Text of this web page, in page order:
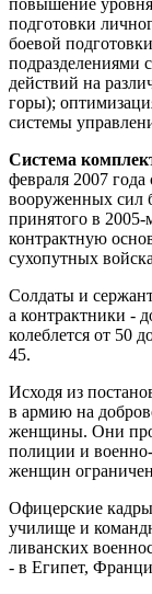
повышение
подготовки
боевой
подразделениями
действий на
горы);
системы
Система
февраля 2007
вооруженных сил
принятого в
контрактную
сухопутных
Солдаты и
а контрактники -
колеблется от 50
45.
Исходя из
в армию на
женщины. Они
полиции и
женщин
Офицерские
училище и
ливанских
- в Египет,